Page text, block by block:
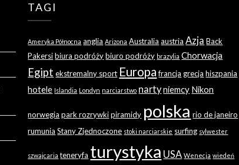
TAGI
Ameryka Północna anglia Arizona Australia austria Azja Back
Pakersi biura podróży biuro podróży brazylia Chorwacja
Egipt ekstremalny sport Europa francja grecja hiszpania
hotele Islandia Londyn narciarstwo nartyniemcy Nikon
norwegia park rozrywki piramidy polska rio de janeiro
rumunia Stany Zjednoczone stoki narciarskie surfing sylwester
szwajcaria teneryfa turystyka USA Wenecja wiedeń